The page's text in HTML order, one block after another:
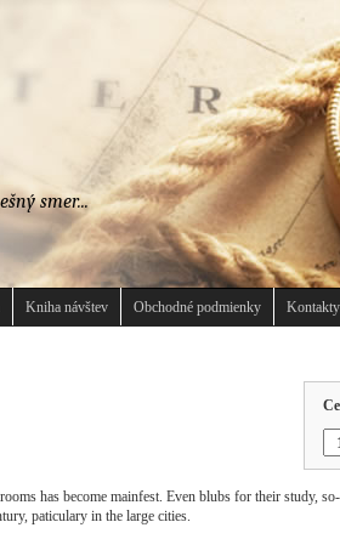
smer...
Kniha návštev Obchodné podmienky Kontakty
has become mainfest. Even blubs for their study,
paticulary in the large cities.